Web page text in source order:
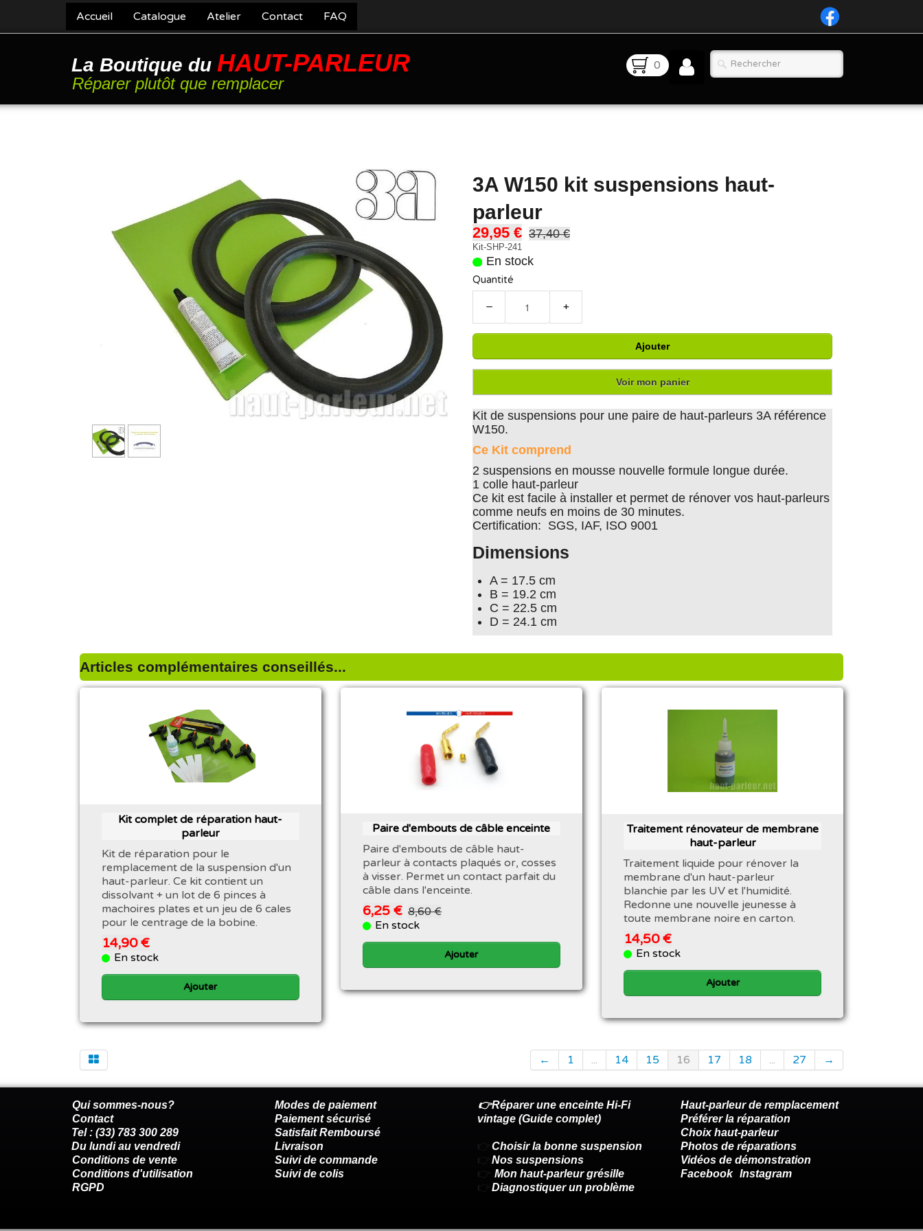
Accueil Catalogue Atelier Contact FAQ
La Boutique du HAUT-PARLEUR
Réparer plutôt que remplacer
0
3A W150 kit suspensions haut-
parleur
29,95 € 37,40 €
Kit-SHP-241
En stock
Quantité
− +
Ajouter
Voir mon panier
Kit de suspensions pour une paire de haut-parleurs 3A référence
W150.
Ce Kit comprend
2 suspensions en mousse nouvelle formule longue durée.
1 colle haut-parleur
Ce kit est facile à installer et permet de rénover vos haut-parleurs
comme neufs en moins de 30 minutes.
Certification: SGS, IAF, ISO 9001
Dimensions
A = 17.5 cm
B = 19.2 cm
C = 22.5 cm
D = 24.1 cm
Articles complémentaires conseillés...
Kit complet de réparation haut-
parleur
Kit de réparation pour le
remplacement de la suspension d'un
haut-parleur. Ce kit contient un
dissolvant + un lot de 6 pinces à
machoires plates et un jeu de 6 cales
pour le centrage de la bobine.
14,90 €
En stock
Ajouter
Paire d'embouts de câble enceinte
Paire d'embouts de câble haut-
parleur à contacts plaqués or, cosses
à visser. Permet un contact parfait du
câble dans l'enceinte.
6,25 € 8,60 €
En stock
Ajouter
Traitement rénovateur de membrane
haut-parleur
Traitement liquide pour rénover la
membrane d'un haut-parleur
blanchie par les UV et l'humidité.
Redonne une nouvelle jeunesse à
toute membrane noire en carton.
14,50 €
En stock
Ajouter
← 1 ... 14 15 16 17 18 ... 27 →
Qui sommes-nous?
Contact
Tel : (33) 783 300 289
Du lundi au vendredi
Conditions de vente
Conditions d'utilisation
RGPD
Modes de paiement
Paiement sécurisé
Satisfait Remboursé
Livraison
Suivi de commande
Suivi de colis
👉Réparer une enceinte Hi-Fi
vintage (Guide complet)
👉 Choisir la bonne suspension
👉 Nos suspensions
👉 Mon haut-parleur grésille
👉 Diagnostiquer un problème
Haut-parleur de remplacement
Préférer la réparation
Choix haut-parleur
Photos de réparations
Vidéos de démonstration
Facebook Instagram